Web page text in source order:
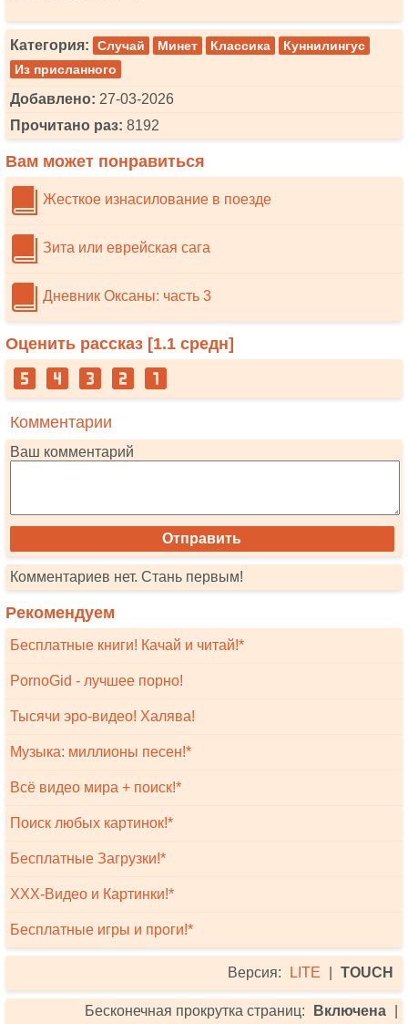
Категория: Случай Минет Классика
Куннилингус
Из присланного
Добавлено: 27-03-2026
Прочитано раз: 8192
Вам может понравиться
Жесткое изнасилование в поезде
Зита или еврейская сага
Дневник Оксаны: часть 3
Оценить рассказ [1.1 средн]
Комментарии
Ваш комментарий
Комментариев нет. Стань первым!
Рекомендуем
Бесплатные книги! Качай и читай!*
PornoGid - лучшее порно!
Тысячи эро-видео! Халява!
Музыка: миллионы песен!*
Всё видео мира + поиск!*
Поиск любых картинок!*
Бесплатные Загрузки!*
XXX-Видео и Картинки!*
Бесплатные игры и проги!*
Версия: LITE TOUCH
Бесконечная прокрутка страниц: Включена